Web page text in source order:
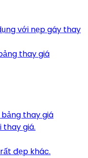
với nẹp gáy thay
thay giá
thay giá
thay giá.
đẹp khác.